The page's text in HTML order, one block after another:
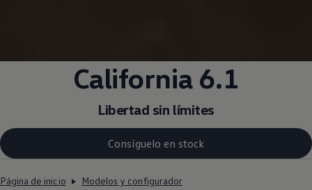
California 6.1
Libertad sin límites
Consíguelo en stock
Página de inicio Modelos y configurador